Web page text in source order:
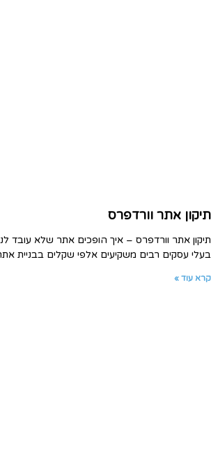
תיקון אתר וורדפרס
תיקון אתר וורדפרס – איך הופכים אתר שלא עובד
בעלי עסקים רבים משקיעים אלפי שקלים בבניית
קרא עוד »